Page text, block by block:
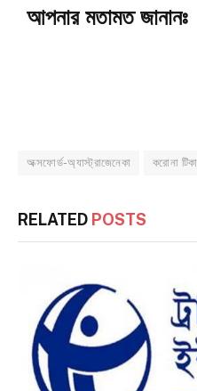
আপনার মতামত জানানঃ
অক্সফোর্ড-অ্যাস্ট্রাজেনেকা করোনা টিকা
RELATED POSTS